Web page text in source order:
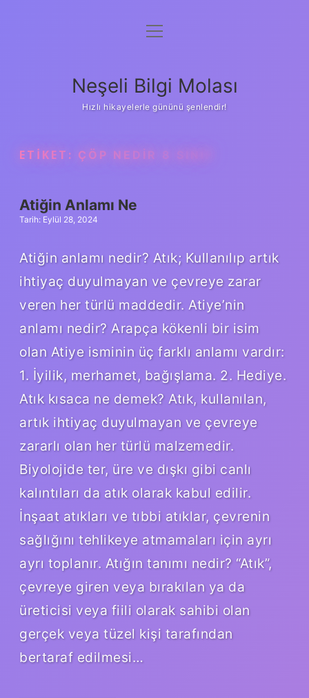
Anasayfa
Yasal Uyarı
menüyü
Neşeli Bilgi Molası
Hızlı hikayelerle gününü şenlendir!
ETIKET: ÇÖP NEDIR 8 SINIF
Atiğin Anlamı Ne
Tarih: Eylül 28, 2024
Atiğin anlamı nedir? Atık; Kullanılıp artık
ihtiyaç duyulmayan ve çevreye zarar
veren her türlü maddedir. Atiye’nin
anlamı nedir? Arapça kökenli bir isim
olan Atiye isminin üç farklı anlamı vardır:
1. İyilik, merhamet, bağışlama. 2. Hediye.
Atık kısaca ne demek? Atık, kullanılan,
artık ihtiyaç duyulmayan ve çevreye
zararlı olan her türlü malzemedir.
Biyolojide ter, üre ve dışkı gibi canlı
kalıntıları da atık olarak kabul edilir.
İnşaat atıkları ve tıbbi atıklar, çevrenin
sağlığını tehlikeye atmamaları için ayrı
ayrı toplanır. Atığın tanımı nedir? “Atık”,
çevreye giren veya bırakılan ya da
üreticisi veya fiili olarak sahibi olan
gerçek veya tüzel kişi tarafından
bertaraf edilmesi…